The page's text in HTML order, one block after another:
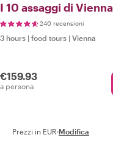
I 10 assaggi di Vienna
240 recensioni
3 hours | food tours | Vienna
€159.93
a persona
Prezzi in EUR·Modifica